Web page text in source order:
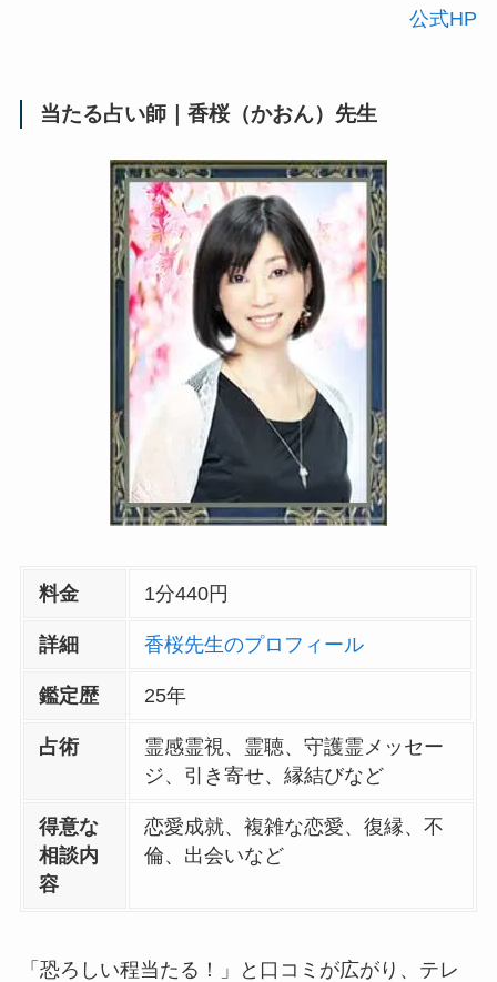
公式HP
当たる占い師｜香桜（かおん）先生
料金 1分440円
詳細 香桜先生のプロフィール
鑑定歴 25年
占術
霊感霊視、霊聴、守護霊メッセー
ジ、引き寄せ、縁結びなど
得意な
相談内
容
恋愛成就、複雑な恋愛、復縁、不
倫、出会いなど
「恐ろしい程当たる！」と口コミが広がり、テレ